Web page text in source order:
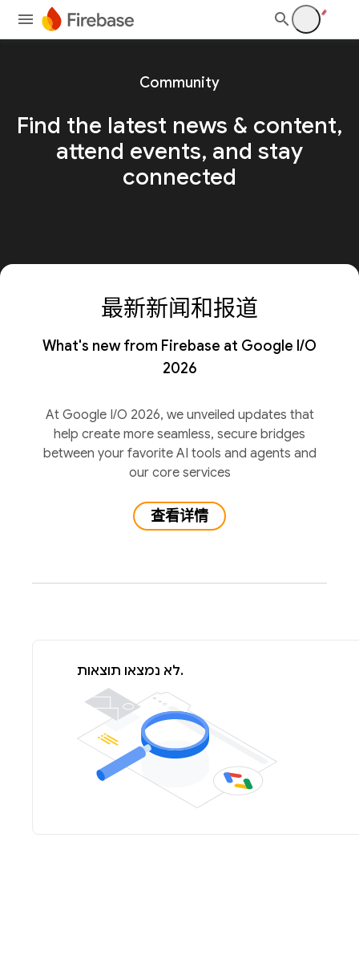
Community
Find the latest news & content,
attend events, and stay
connected
最新新闻和报道
What's new from Firebase at Google I/O
2026
At Google I/O 2026, we unveiled updates that
help create more seamless, secure bridges
between your favorite AI tools and agents and
our core services
查看详情
לא נמצאו תוצאות.